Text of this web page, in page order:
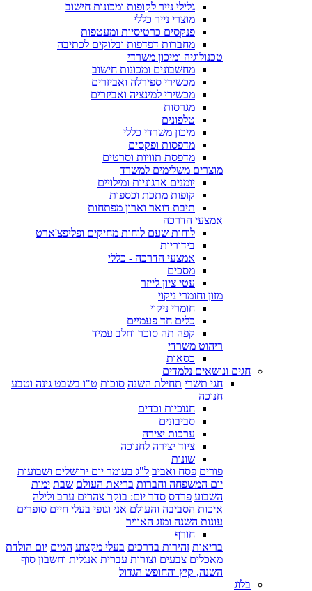
גלילי נייר לקופות ומכונות חישוב
מוצרי נייר כללי
פנקסים כרטיסיות ומעטפות
מחברות דפדפות ובלוקים לכתיבה
טכנולוגיה ומיכון משרדי
מחשבונים ומכונות חישוב
מכשירי ספירלה ואביזרים
מכשירי למינציה ואביזרים
מגרסות
טלפונים
מיכון משרדי כללי
מדפסות ופקסים
מדפסת תוויות וסרטים
מוצרים משלימים למשרד
יומנים ארגוניות ומילויים
קופות מתכת וכספות
תיבת דואר וארון מפתחות
אמצעי הדרכה
לוחות שעם לוחות מחיקים ופליפצ'ארט
בידוריות
אמצעי הדרכה - כללי
מסכים
עטי ציון לייזר
מזון וחומרי ניקוי
חומרי ניקוי
כלים חד פעמיים
קפה תה סוכר וחלב עמיד
ריהוט משרדי
כסאות
חגים ונושאים נלמדים
חגי תשרי תחילת השנה סוכות ט"ו בשבט גינה וטבע
חנוכה
חנוכיות וכדים
סביבונים
ערכות יצירה
ציוד יצירה לחנוכה
שונות
פורים פסח ואביב ל"ג בעומר יום ירושלים ושבועות
יום המשפחה וחברות בריאת העולם שבת ימות
השבוע פרדס סדר יום: בוקר צהרים ערב ולילה
איכות הסביבה והעולם אני וגופי בעלי חיים סופרים
עונות השנה ומזג האוויר
חורף
בריאות זהירות בדרכים בעלי מקצוע המים יום הולדת
מאכלים צבעים וצורות עברית אנגלית וחשבון סוף
השנה, קיץ והחופש הגדול
בלוג